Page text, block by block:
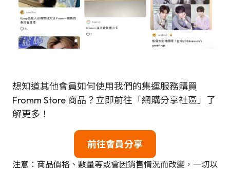
想知道其他會員如何使用我們的集運服務購買
Fromm Store 商品？立即前往「網購分享社區」了
解更多！
前往會員分享
注意：商品價格、數量等或會因銷售情況而改變，一切以